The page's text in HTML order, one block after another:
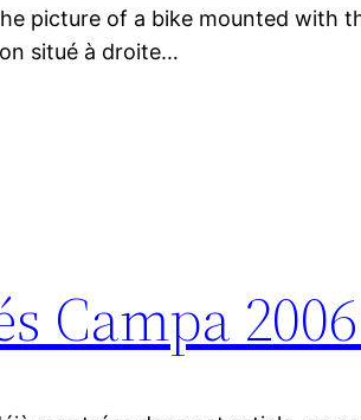
picture of a bike mounted with
situé à droite…
Campa